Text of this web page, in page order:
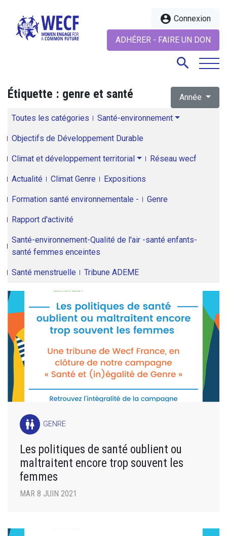
account_circle Connexion
ADHÉRER - FAIRE UN DON
search
Étiquette : genre et santé Année
Toutes les catégories Santé-environnement
Objectifs de Développement Durable
Climat et développement territorial Réseau wecf
Actualité Climat Genre Expositions
Formation santé environnementale - Genre
Rapport d'activité
Santé-environnement-Qualité de l'air -santé enfants-
santé femmes enceintes
Santé menstruelle Tribune ADEME
wc GENRE
Les politiques de santé oublient ou
maltraitent encore trop souvent les
femmes
MAR 8 JUIN 2021